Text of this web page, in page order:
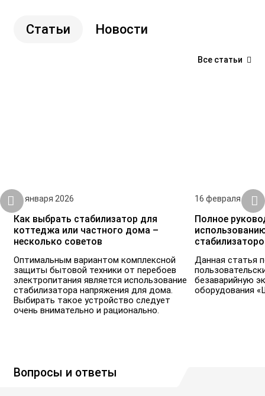
Статьи Новости
Все статьи
21 января 2026
Как выбрать стабилизатор для
коттеджа или частного дома –
несколько советов
Оптимальным вариантом комплексной
защиты бытовой техники от перебоев
электропитания является использование
стабилизатора напряжения для дома.
Выбирать такое устройство следует
очень внимательно и рационально.
16 февраля 2026
Полное
Данная статья
безаварийную
оборудования
Вопросы и ответы